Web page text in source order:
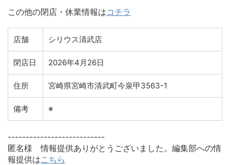
この他の閉店・休業情報はコチラ
店舗 シリウス清武店
閉店日 2026年4月26日
住所 宮崎県宮崎市清武町今泉甲3563-1
備考 ※
---------------------------
匿名様 情報提供ありがとうございました。編集部への情
報提供はこちら